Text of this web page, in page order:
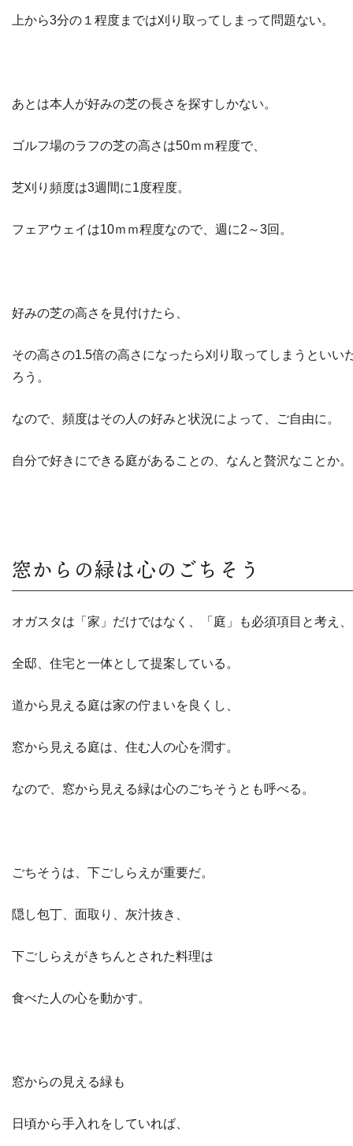
上から3分の１程度までは刈り取ってしまって問題ない。
あとは本人が好みの芝の長さを探すしかない。
ゴルフ場のラフの芝の高さは50ｍｍ程度で、
芝刈り頻度は3週間に1度程度。
フェアウェイは10ｍｍ程度なので、週に2～3回。
好みの芝の高さを見付けたら、
その高さの1.5倍の高さになったら刈り取ってしまうといい
ろう。
なので、頻度はその人の好みと状況によって、ご自由に。
自分で好きにできる庭があることの、なんと贅沢なことか。
窓からの緑は心のごちそう
オガスタは「家」だけではなく、「庭」も必須項目と考え、
全邸、住宅と一体として提案している。
道から見える庭は家の佇まいを良くし、
窓から見える庭は、住む人の心を潤す。
なので、窓から見える緑は心のごちそうとも呼べる。
ごちそうは、下ごしらえが重要だ。
隠し包丁、面取り、灰汁抜き、
下ごしらえがきちんとされた料理は
食べた人の心を動かす。
窓からの見える緑も
日頃から手入れをしていれば、